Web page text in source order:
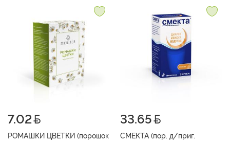
7.02
РОМАШКИ ЦВЕТКИ (порошок
33.65
СМЕКТА (пор. д/приг.